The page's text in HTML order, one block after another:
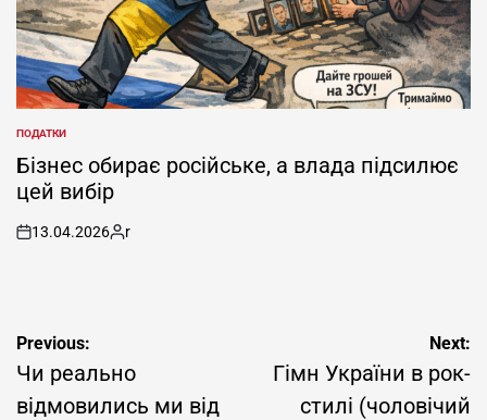
POSTED
IN
ПОДАТКИ
Бізнес обирає російське, а влада підсилює
цей вибір
on
13.04.2026
Posted
r
Навігація
записів
Previous:
Чи реально
відмовились ми від
Next:
Гімн України в рок-
стилі (чоловічий